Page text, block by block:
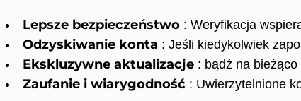
Lepsze bezpieczeństwo : Weryfikacja
Odzyskiwanie konta : Jeśli kiedykolwiek
Ekskluzywne aktualizacje : bądź na
Zaufanie i wiarygodność : Uwierzytelnione